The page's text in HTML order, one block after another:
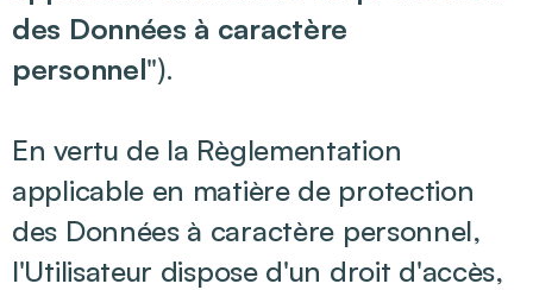
des Données à caractère
personnel").
En vertu de la Règlementation
applicable en matière de protection
des Données à caractère personnel,
l'Utilisateur dispose d'un droit d'accès,